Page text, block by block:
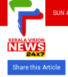
SUN
Share this Article